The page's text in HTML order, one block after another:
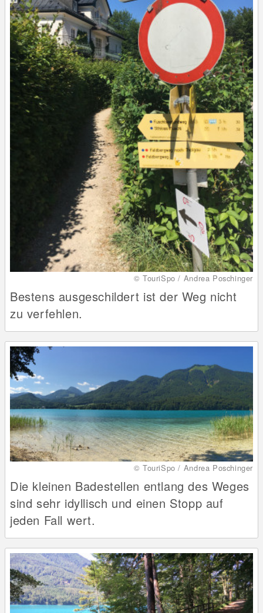
© TouriSpo / Andrea Poschinger
Bestens ausgeschildert ist der Weg nicht
zu verfehlen.
© TouriSpo / Andrea Poschinger
Die kleinen Badestellen entlang des Weges
sind sehr idyllisch und einen Stopp auf
jeden Fall wert.